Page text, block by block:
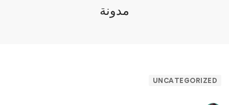
مدونة
UNCATEGORIZED